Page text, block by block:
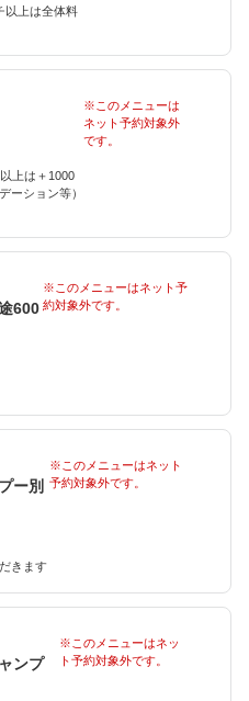
以上は全体料
上は＋1000
ーション等）
※このメニューは
ネット予約対象外
です。
600
※このメニューはネット予
約対象外です。
ー別
きます
※このメニューはネット
予約対象外です。
ンプ
※このメニューはネッ
ト予約対象外です。